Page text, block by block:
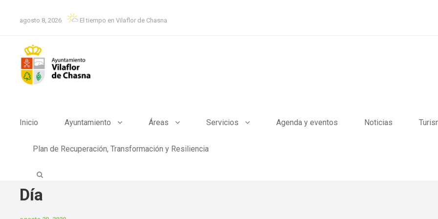
agosto 8, 2026 El tiempo en Vilaflor de Chasna
Inicio Ayuntamiento Áreas Servicios Agenda y eventos Noticias
Plan de Recuperación, Transformación y Resiliencia
Día